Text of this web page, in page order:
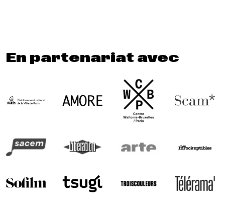
En partenariat avec